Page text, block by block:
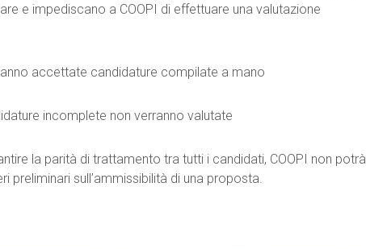
e impediscano a COOPI di effettuare una valutazione
accettate candidature compilate a mano
incomplete non verranno valutate
la parità di trattamento tra tutti i candidati, COOPI non potrà
preliminari sull’ammissibilità di una proposta.